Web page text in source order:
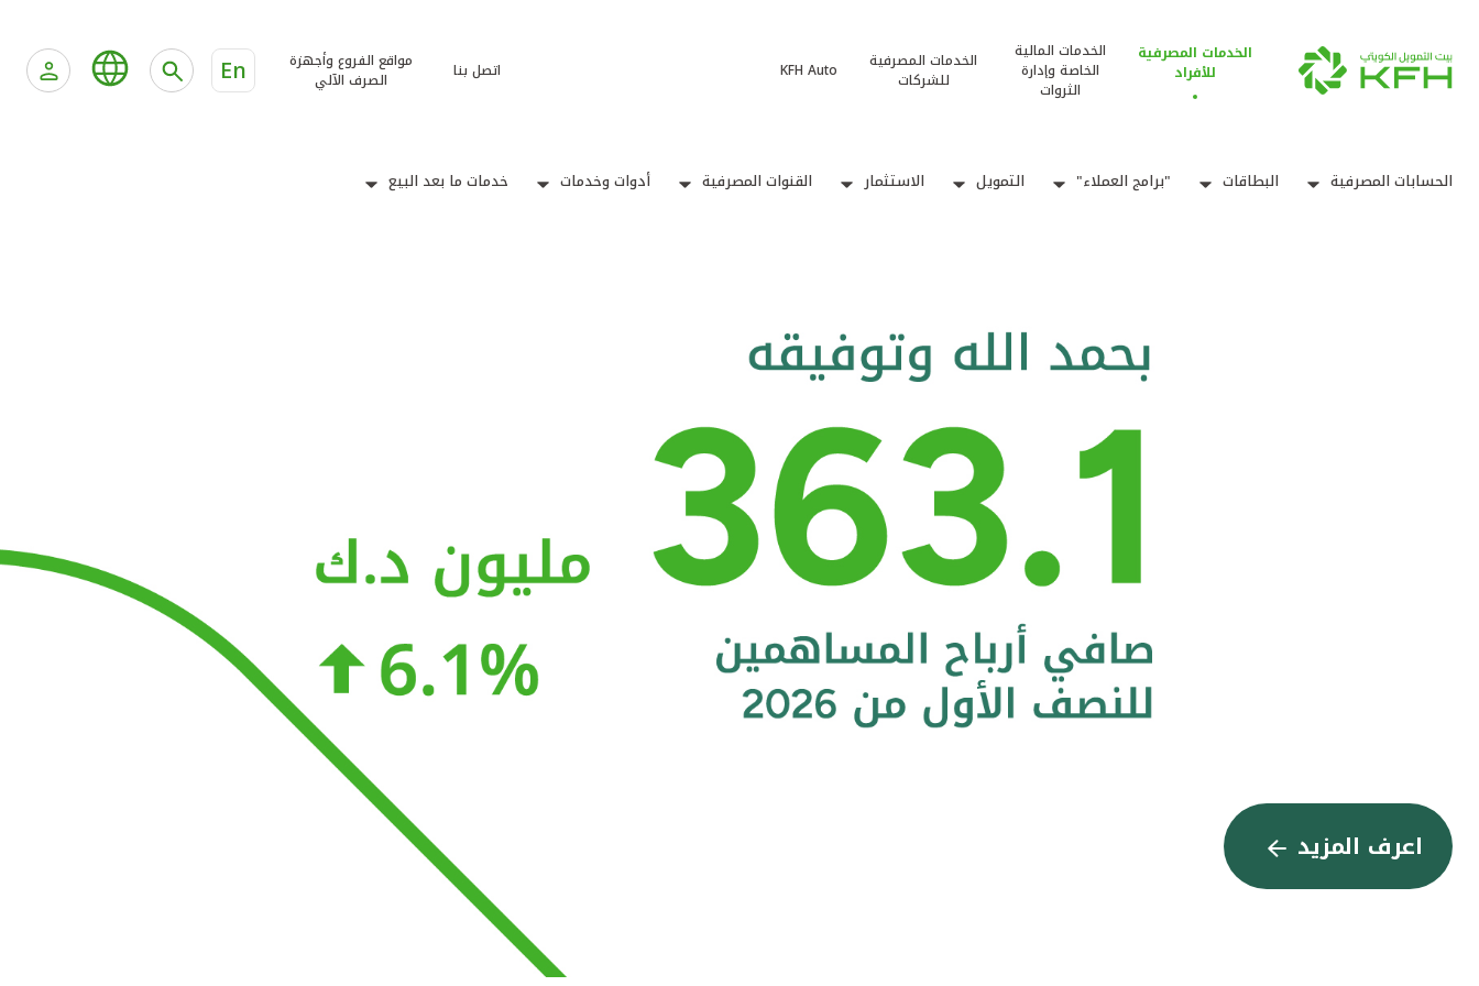
الخدمات المصرفية
للأفراد
الخدمات المالية
الخاصة وإدارة
الثروات
الخدمات المصرفية
للشركات
KFH Auto اتصل بنا
مواقع الفروع وأجهزة
الصرف الآلي
En
الحسابات المصرفية البطاقات "برامج العملاء" التمويل الاستثمار القنوات المصرفية أدوات وخدمات خدمات ما بعد البيع
اعرف المزيد